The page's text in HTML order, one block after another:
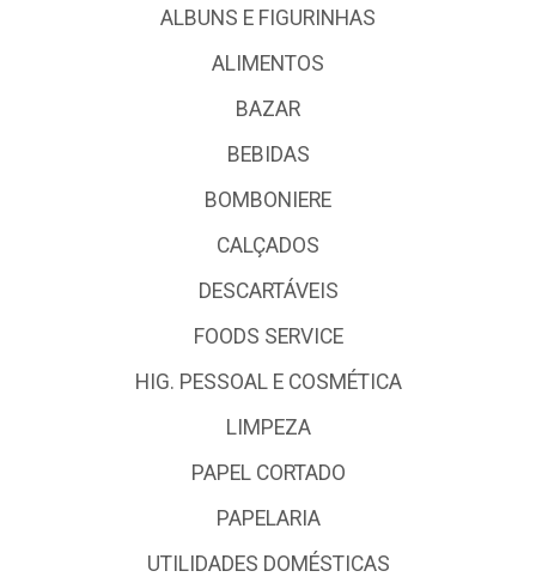
ALBUNS E FIGURINHAS
ALIMENTOS
BAZAR
BEBIDAS
BOMBONIERE
CALÇADOS
DESCARTÁVEIS
FOODS SERVICE
HIG. PESSOAL E COSMÉTICA
LIMPEZA
PAPEL CORTADO
PAPELARIA
UTILIDADES DOMÉSTICAS